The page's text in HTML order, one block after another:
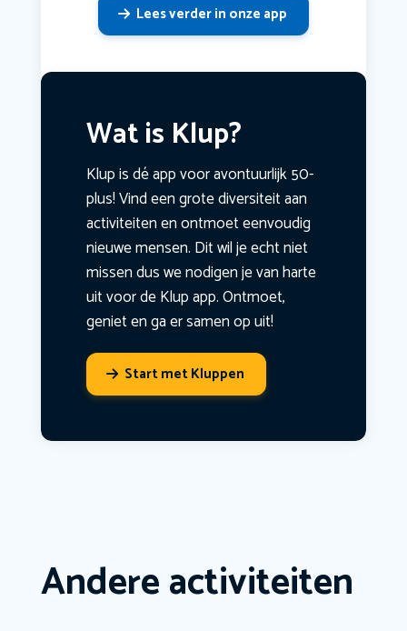
Lees verder in onze app
Wat is Klup?
Klup is dé app voor avontuurlijk 50-
plus! Vind een grote diversiteit aan
activiteiten en ontmoet eenvoudig
nieuwe mensen. Dit wil je echt niet
missen dus we nodigen je van harte
uit voor de Klup app. Ontmoet,
geniet en ga er samen op uit!
Start met Kluppen
Andere activiteiten